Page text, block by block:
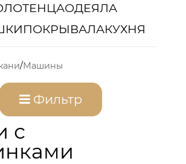
ОДЕЯЛА
ПОКРЫВАЛАКУХНЯ
Машины
Фильтр
с